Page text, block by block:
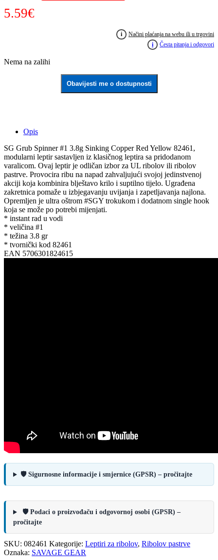
5.59€
i
Načini plaćanja na webu ili u trgovini
i
Česta pitanja i odgovori
Nema na zalihi
Obavijesti me o dostupnosti
Opis
SG Grub Spinner #1 3.8g Sinking Copper Red Yellow 82461,
modularni leptir sastavljen iz klasičnog leptira sa pridodanom
varalicom. Ovaj leptir je odličan izbor za UL ribolov ili ribolov
pastrve. Provocira ribu na napad zahvaljujući svojoj jedinstvenoj
akciji koja kombinira blještavo krilo i suptilno tijelo. Ugrađena
zakretnica pomaže u izbjegavanju uvijanja i zapetljavanja najlona.
Opremljen je ultra oštrom #SGY trokukom i dodatnom single hook
koja se može po potrebi mijenjati.
* instant rad u vodi
* veličina #1
* težina 3.8 gr
* tvornički kod 82461
EAN 5706301824615
🛡️ Sigurnosne informacije i smjernice (GPSR) – pročitajte
🛡️ Podaci o proizvođaču i odgovornoj osobi (GPSR) –
pročitajte
SKU: 082461 Kategorije: Leptiri za ribolov, Ribolov pastrve
Oznaka: SAVAGE GEAR